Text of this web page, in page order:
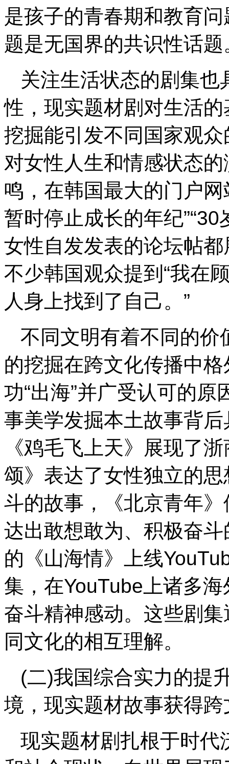
是孩子的青春期和教育
题是无国界的共识性话题
关注生活状态的剧集
性，现实题材剧对生活
挖掘能引发不同国家观
对女性人生和情感状态
鸣，在韩国最大的门户
暂时停止成长的年纪
女性自发发表的论坛帖
不少韩国观众提到“我在
人身上找到了自己。”
不同文明有着不同的价
的挖掘在跨文化传播中
功“出海”并广受认可的
事美学发掘本土故事背
《鸡毛飞上天》展现了
颂》表达了女性独立的
斗的故事，《北京青年
达出敢想敢为、积极奋
的《山海情》上线
集，在YouTube上诸多
奋斗精神感动。这些剧
同文化的相互理解。
(二)我国综合实力的提
境，现实题材故事获得
现实题材剧扎根于时代